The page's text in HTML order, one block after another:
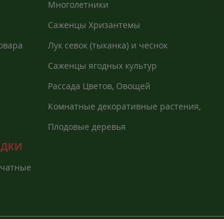
Многолетники
Саженцы Хризантемы
Лук севок (тыканка) и чеснок
Саженцы ягодных культур
Рассада Цветов, Овощей
Комнатные декоративные растения,
Плодовые деревья